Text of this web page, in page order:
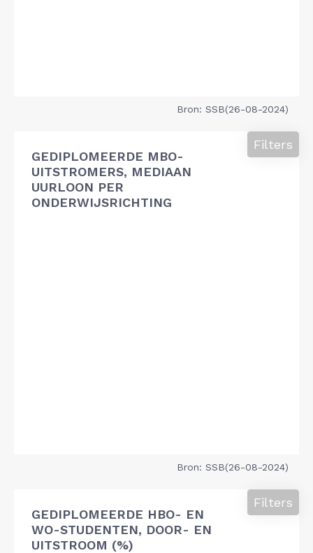
Bron: SSB(26-08-2024)
GEDIPLOMEERDE MBO-
UITSTROMERS, MEDIAAN
UURLOON PER
ONDERWIJSRICHTING
Filters
Bron: SSB(26-08-2024)
GEDIPLOMEERDE HBO- EN
WO-STUDENTEN, DOOR- EN
UITSTROOM (%)
Filters